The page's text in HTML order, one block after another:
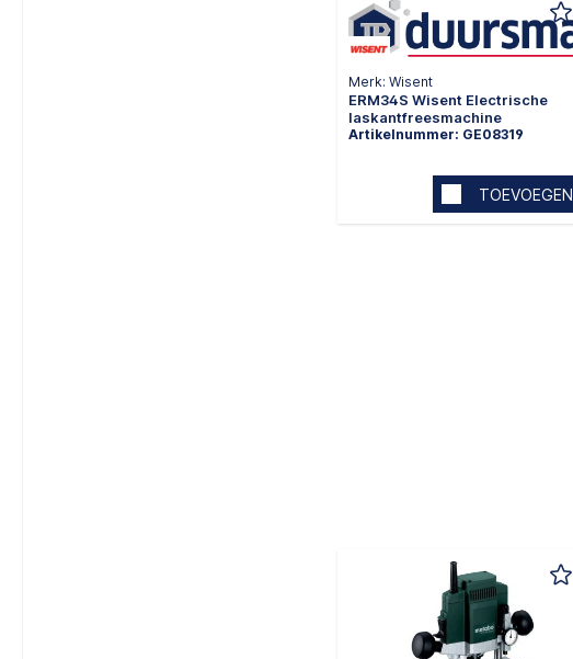
Merk: Wisent
ERM34S Wisent Electrische
laskantfreesmachine
Artikelnummer: GE08319
TOEVOEGEN